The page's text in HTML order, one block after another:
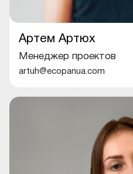
Артем Артюх
Менеджер проектов
artuh@ecopanua.com